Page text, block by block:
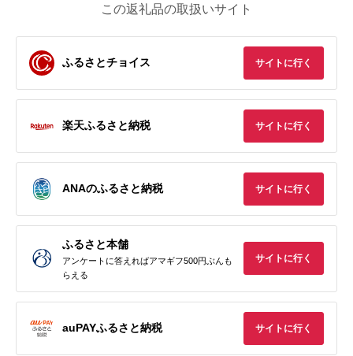
この返礼品の取扱いサイト
ふるさとチョイス サイトに行く
楽天ふるさと納税 サイトに行く
ANAのふるさと納税 サイトに行く
ふるさと本舗
アンケートに答えればアマギフ500円ぶんも
らえる
サイトに行く
auPAYふるさと納税 サイトに行く